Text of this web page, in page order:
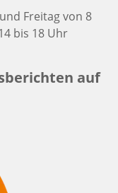
Freitag von 8
bis 18 Uhr
auf